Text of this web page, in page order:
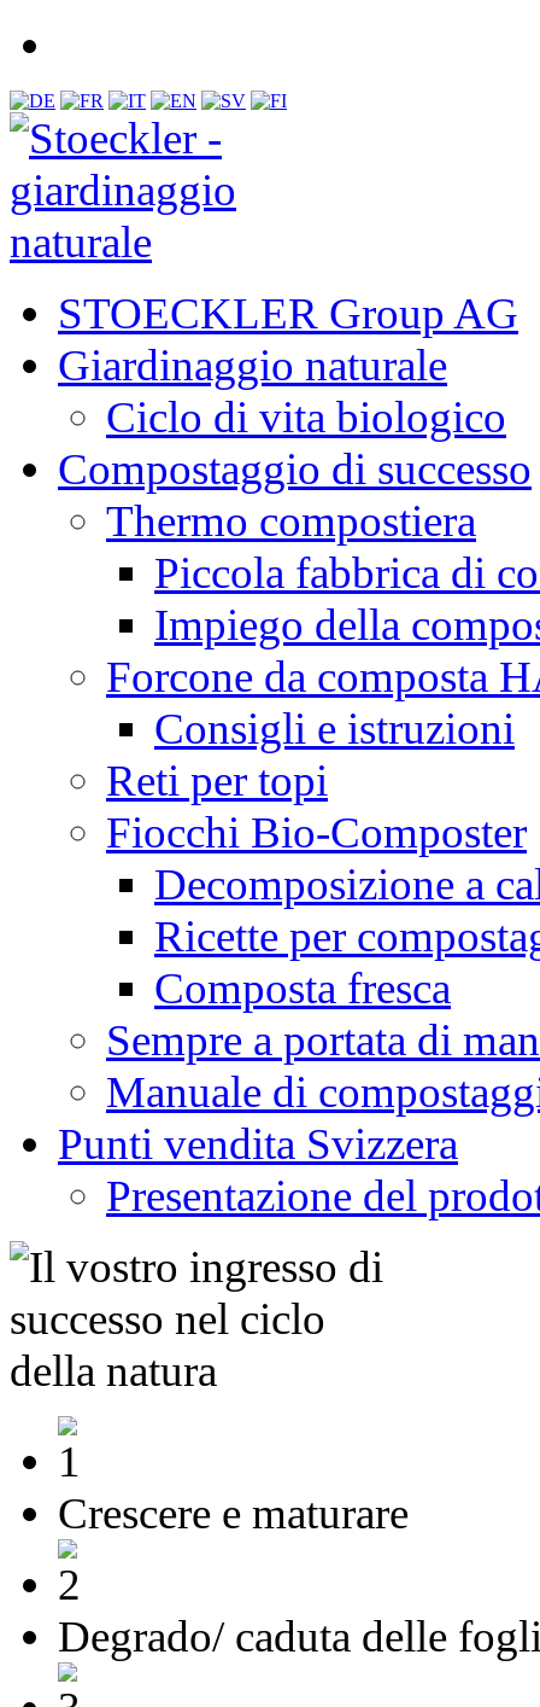
STOECKLER Group AG
Giardinaggio naturale
Ciclo di vita biologico
Compostaggio di successo
Thermo compostiera
Piccola fabbrica di
Impiego della
Forcone da composta
Consigli e istruzioni
Reti per topi
Fiocchi Bio-Composter
Decomposizione a
Ricette per
Composta fresca
Sempre a portata di
Manuale di
Punti vendita Svizzera
Presentazione del
Crescere e maturare
Degrado/ caduta delle